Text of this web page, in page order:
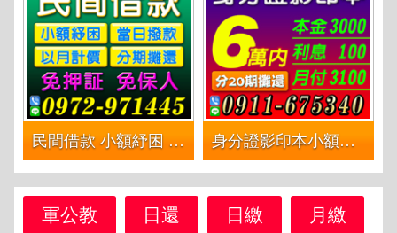
民間借款 小額紓困 1-10萬 以月計息 | 當日撥款 分期攤還 免押證件 免保人 身分證影印本小額借款 現金借貸 | 6萬內 分20期攤還 本金3000+利息100月付3100起
軍公教 日還 日繳 月繳